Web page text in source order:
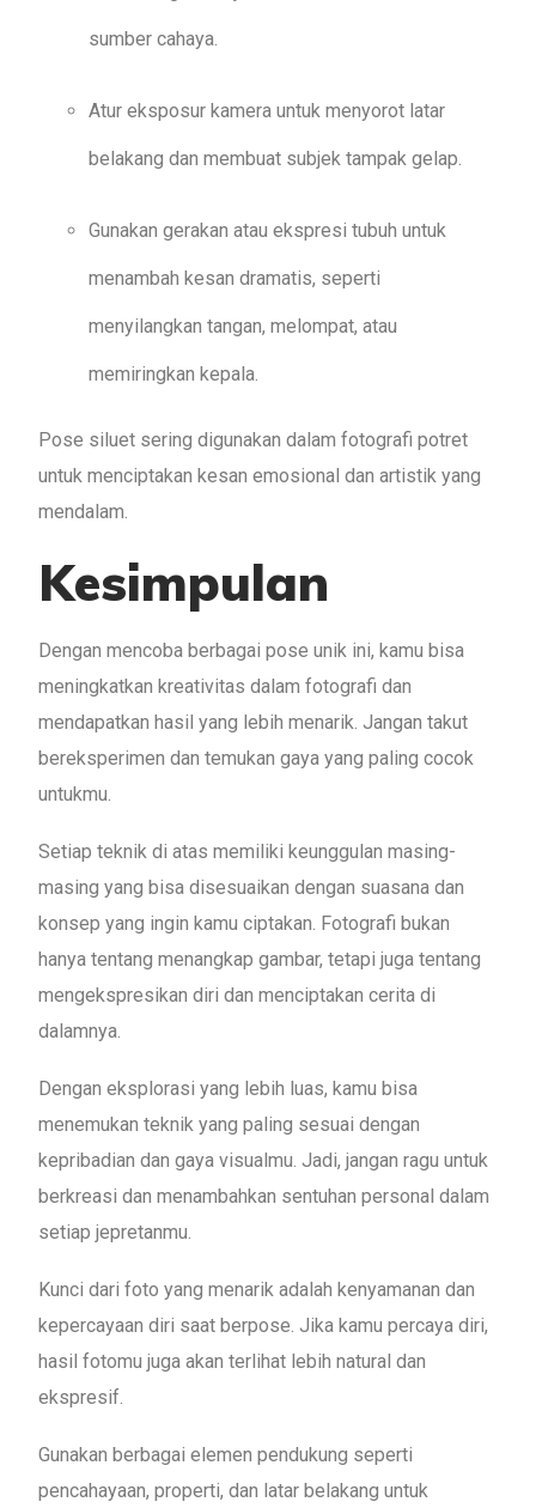
sumber cahaya.
Atur eksposur kamera untuk menyorot latar
belakang dan membuat subjek tampak gelap.
Gunakan gerakan atau ekspresi tubuh untuk
menambah kesan dramatis, seperti
menyilangkan tangan, melompat, atau
memiringkan kepala.
Pose siluet sering digunakan dalam fotografi potret
untuk menciptakan kesan emosional dan artistik yang
mendalam.
Kesimpulan
Dengan mencoba berbagai pose unik ini, kamu bisa
meningkatkan kreativitas dalam fotografi dan
mendapatkan hasil yang lebih menarik. Jangan takut
bereksperimen dan temukan gaya yang paling cocok
untukmu.
Setiap teknik di atas memiliki keunggulan masing-
masing yang bisa disesuaikan dengan suasana dan
konsep yang ingin kamu ciptakan. Fotografi bukan
hanya tentang menangkap gambar, tetapi juga tentang
mengekspresikan diri dan menciptakan cerita di
dalamnya.
Dengan eksplorasi yang lebih luas, kamu bisa
menemukan teknik yang paling sesuai dengan
kepribadian dan gaya visualmu. Jadi, jangan ragu untuk
berkreasi dan menambahkan sentuhan personal dalam
setiap jepretanmu.
Kunci dari foto yang menarik adalah kenyamanan dan
kepercayaan diri saat berpose. Jika kamu percaya diri,
hasil fotomu juga akan terlihat lebih natural dan
ekspresif.
Gunakan berbagai elemen pendukung seperti
pencahayaan, properti, dan latar belakang untuk